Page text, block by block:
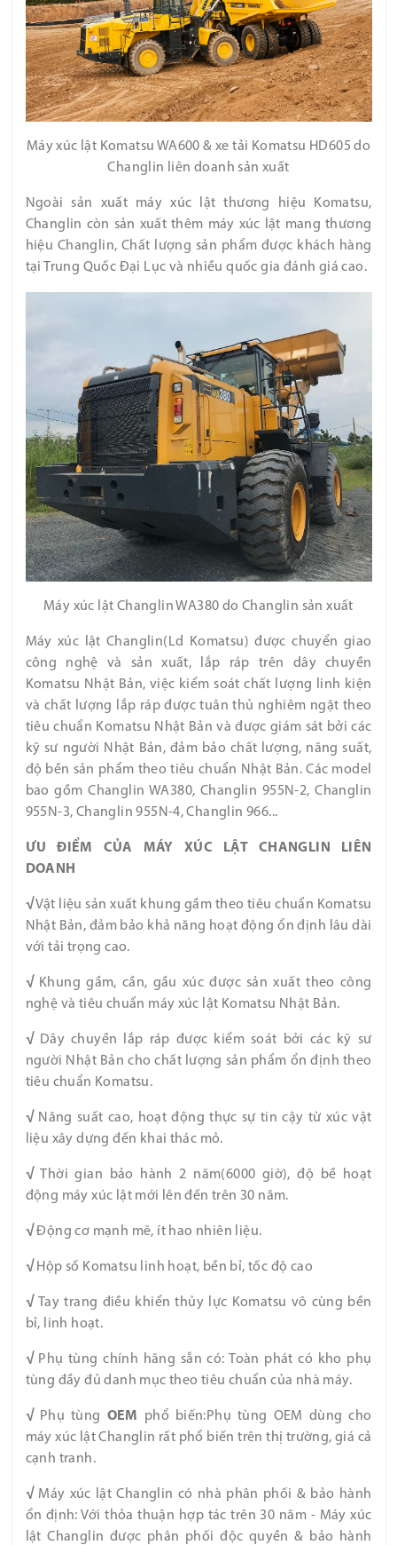
Máy xúc lật Komatsu WA600 & xe tải Komatsu HD605 do
Changlin liên doanh sản xuất
Ngoài sản xuất máy xúc lật thương hiệu Komatsu,
Changlin còn sản xuất thêm máy xúc lật mang thương
hiệu Changlin, Chất lượng sản phẩm được khách hàng
tại Trung Quốc Đại Lục và nhiều quốc gia đánh giá cao.
Máy xúc lật Changlin WA380 do Changlin sản xuất
Máy xúc lật Changlin(Ld Komatsu) được chuyển giao
công nghệ và sản xuất, lắp ráp trên dây chuyền
Komatsu Nhật Bản, việc kiểm soát chất lượng linh kiện
và chất lượng lắp ráp được tuân thủ nghiêm ngặt theo
tiêu chuẩn Komatsu Nhật Bản và được giám sát bởi các
kỹ sư người Nhật Bản, đảm bảo chất lượng, năng suất,
độ bền sản phẩm theo tiêu chuẩn Nhật Bản. Các model
bao gồm Changlin WA380, Changlin 955N-2, Changlin
955N-3, Changlin 955N-4, Changlin 966...
ƯU ĐIỂM CỦA MÁY XÚC LẬT CHANGLIN LIÊN
DOANH
√Vật liệu sản xuất khung gầm theo tiêu chuẩn Komatsu
Nhật Bản, đảm bảo khả năng hoạt động ổn định lâu dài
với tải trọng cao.
√ Khung gầm, cần, gầu xúc được sản xuất theo công
nghệ và tiêu chuẩn máy xúc lật Komatsu Nhật Bản.
√ Dây chuyền lắp ráp được kiểm soát bởi các kỹ sư
người Nhật Bản cho chất lượng sản phẩm ổn định theo
tiêu chuẩn Komatsu.
√ Năng suất cao, hoạt động thực sự tin cậy từ xúc vật
liệu xây dựng đến khai thác mỏ.
√Thời gian bảo hành 2 năm(6000 giờ), độ bề hoạt
động máy xúc lật mới lên đến trên 30 năm.
√Động cơ mạnh mẽ, ít hao nhiên liệu.
√ Hộp số Komatsu linh hoạt, bền bỉ, tốc độ cao
√Tay trang điều khiển thủy lực Komatsu vô cùng bền
bỉ, linh hoạt.
√ Phụ tùng chính hãng sẵn có: Toàn phát có kho phụ
tùng đầy đủ danh mục theo tiêu chuẩn của nhà máy.
√ Phụ tùng OEM
phổ biến:Phụ tùng OEM dùng cho
máy xúc lật Changlin rất phổ biến trên thị trường, giá cả
cạnh tranh.
√ Máy xúc lật Changlin có nhà phân phối & bảo hành
ổn định: Với thỏa thuận hợp tác trên 30 năm - Máy xúc
lật Changlin được phân phối độc quyền & bảo hành